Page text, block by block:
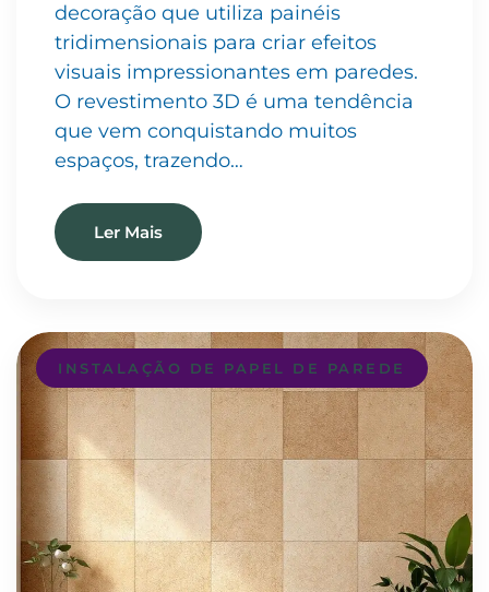
decoração que utiliza painéis
tridimensionais para criar efeitos
visuais impressionantes em paredes.
O revestimento 3D é uma tendência
que vem conquistando muitos
espaços, trazendo…
Ler Mais
INSTALAÇÃO DE PAPEL DE PAREDE